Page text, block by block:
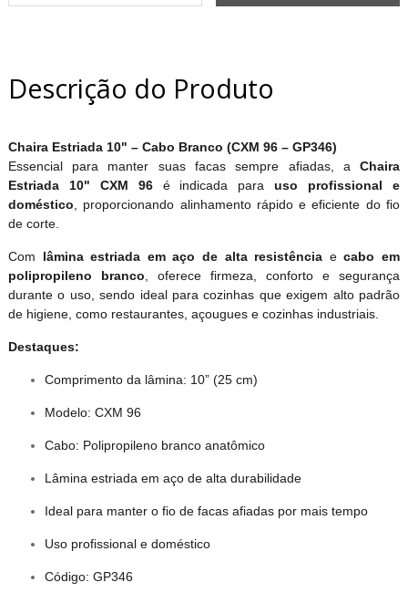
Descrição do Produto
Chaira Estriada 10" – Cabo Branco (CXM 96 – GP346)
Essencial para manter suas facas sempre afiadas, aChaira
Estriada 10" CXM 96é indicada parauso profissional e
doméstico, proporcionando alinhamento rápido e eficiente do fio
de corte.
Com lâmina estriada em aço de alta resistência ecabo em
polipropileno branco, oferece firmeza, conforto e segurança
durante o uso, sendo ideal para cozinhas que exigem alto padrão
de higiene, como restaurantes, açougues e cozinhas industriais.
Destaques:
Comprimento da lâmina: 10” (25 cm)
Modelo: CXM 96
Cabo: Polipropileno branco anatômico
Lâmina estriada em aço de alta durabilidade
Ideal para manter o fio de facas afiadas por mais tempo
Uso profissional e doméstico
Código: GP346